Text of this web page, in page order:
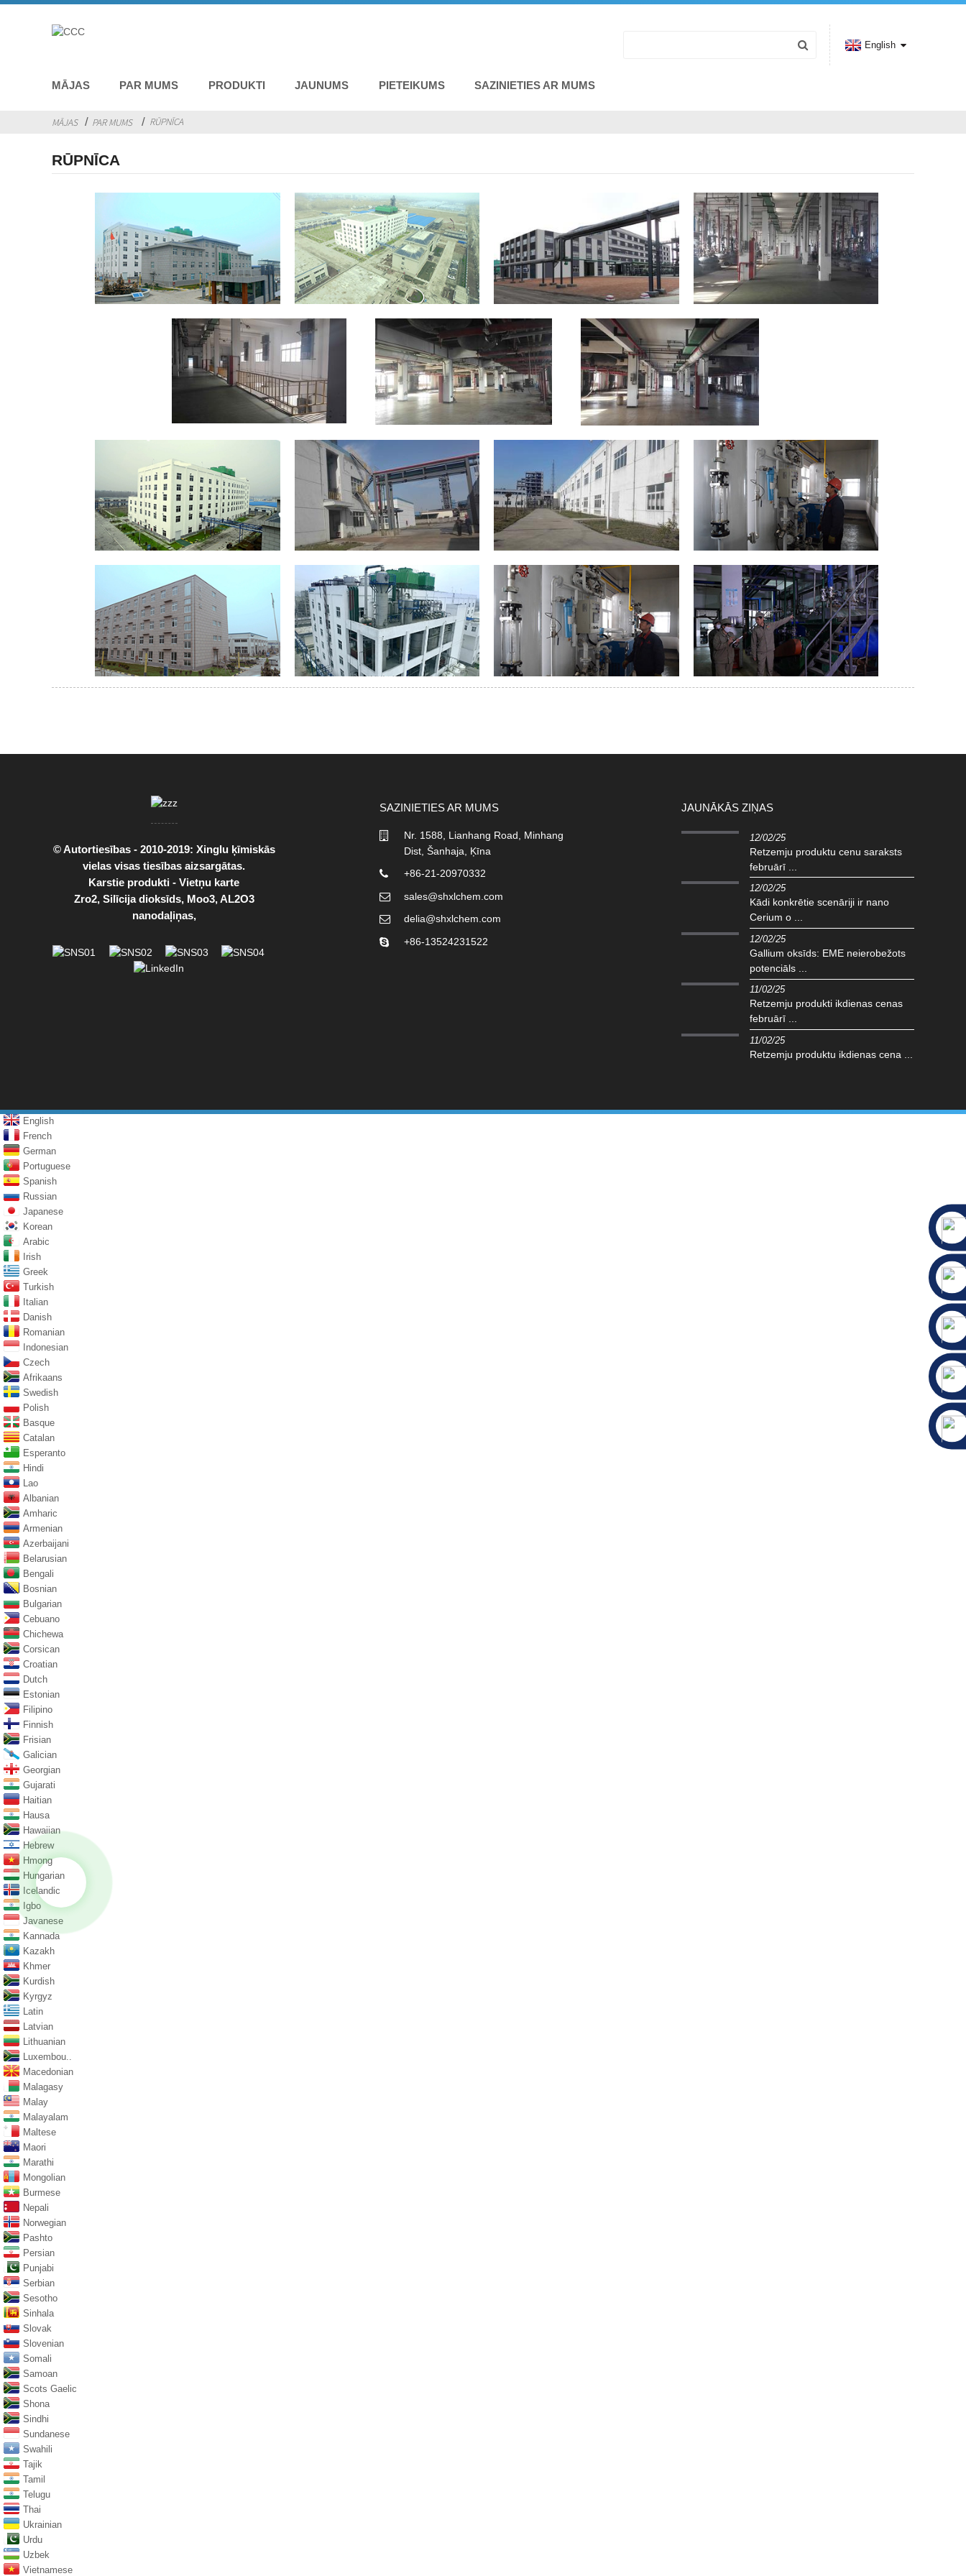
MĀJAS PAR MUMS PRODUKTI JAUNUMS PIETEIKUMS SAZINIETIES AR MUMS
English
MĀJAS PAR MUMS RŪPNĪCA
RŪPNĪCA
© Autortiesības - 2010-2019: Xinglu ķīmiskās
vielas visas tiesības aizsargātas.
Karstie produkti - Vietņu karte
Zro2, Silīcija dioksīds, Moo3,AL2O3
nanodaļiņas,
SAZINIETIES AR MUMS
Nr. 1588, Lianhang Road, Minhang
Dist, Šanhaja, Ķīna
+86-21-20970332
sales@shxlchem.com
delia@shxlchem.com
+86-13524231522
JAUNĀKĀS ZIŅAS
12/02/25
Retzemju produktu cenu saraksts
februārī ...
12/02/25
Kādi konkrētie scenāriji ir nano
Cerium o ...
12/02/25
Gallium oksīds: EME neierobežots
potenciāls ...
11/02/25
Retzemju produkti ikdienas cenas
februārī ...
11/02/25
Retzemju produktu ikdienas cena ...
English
French
German
Portuguese
Spanish
Russian
Japanese
Korean
Arabic
Irish
Greek
Turkish
Italian
Danish
Romanian
Indonesian
Czech
Afrikaans
Swedish
Polish
Basque
Catalan
Esperanto
Hindi
Lao
Albanian
Amharic
Armenian
Azerbaijani
Belarusian
Bengali
Bosnian
Bulgarian
Cebuano
Chichewa
Corsican
Croatian
Dutch
Estonian
Filipino
Finnish
Frisian
Galician
Georgian
Gujarati
Haitian
Hausa
Hawaiian
Hebrew
Hmong
Hungarian
Icelandic
Igbo
Javanese
Kannada
Kazakh
Khmer
Kurdish
Kyrgyz
Latin
Latvian
Lithuanian
Luxembou..
Macedonian
Malagasy
Malay
Malayalam
Maltese
Maori
Marathi
Mongolian
Burmese
Nepali
Norwegian
Pashto
Persian
Punjabi
Serbian
Sesotho
Sinhala
Slovak
Slovenian
Somali
Samoan
Scots Gaelic
Shona
Sindhi
Sundanese
Swahili
Tajik
Tamil
Telugu
Thai
Ukrainian
Urdu
Uzbek
Vietnamese